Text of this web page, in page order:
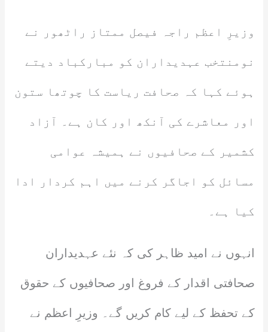
وزیرِ اعظم راجہ فیصل ممتاز راٹھور نے
نومنتخب عہدیداران کو مبارکباد دیتے
ہوئے کہا کہ صحافت ریاست کا چوتھا ستون
اور معاشرے کی آنکھ اور کان ہے۔ آزاد
کشمیر کے صحافیوں نے ہمیشہ عوامی
مسائل کو اجاگر کرنے میں اہم کردار ادا
کیا ہے۔
انہوں نے امید ظاہر کی کہ نئے عہدیداران
صحافتی اقدار کے فروغ اور صحافیوں کے حقوق
کے تحفظ کے لیے کام کریں گے۔ وزیرِ اعظم نے